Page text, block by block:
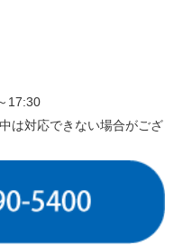
17:30
は対応できない場合がござ